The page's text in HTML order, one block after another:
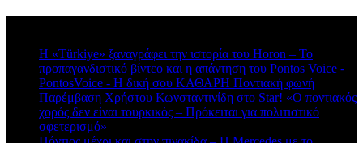
Η «Türkiye» ξαναγράφει την ιστορία του Horon – Το
προπαγανδιστικό βίντεο και η απάντηση του Pontos Voice -
PontosVoice - H δική σου ΚΑΘΑΡΗ Ποντιακή φωνή
Παρέμβαση Χρήστου Κωνσταντινίδη στο Star! «Ο ποντιακός
χορός δεν είναι τουρκικός – Πρόκειται για πολιτιστικό
σφετερισμό»